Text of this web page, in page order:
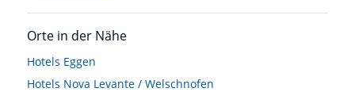
Orte in der Nähe
Hotels Eggen
Hotels Nova Levante / Welschnofen